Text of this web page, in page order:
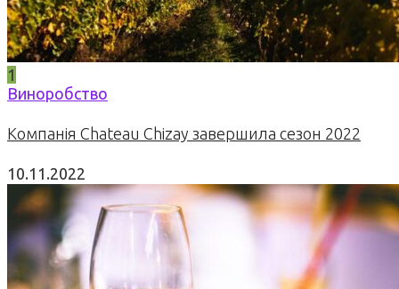
1
Виноробство
Компанія Chateau Chizay завершила сезон 2022
10.11.2022